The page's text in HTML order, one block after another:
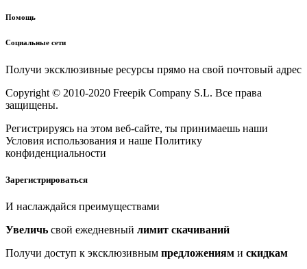
Помощь
Социальные сети
Получи эксклюзивные ресурсы прямо на свой почтовый адрес
Copyright © 2010-2020 Freepik Company S.L. Все права
защищены.
Регистрируясь на этом веб-сайте, ты принимаешь наши
Условия использования и наше Политику
конфиденциальности
Зарегистрироваться
И наслаждайся преимуществами
Увеличь свой ежедневный лимит скачиваний
Получи доступ к эксклюзивным предложениям и скидкам